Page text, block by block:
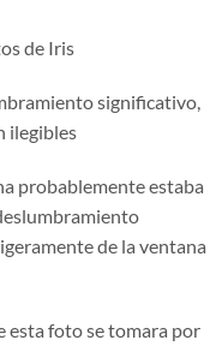
de Iris
significativo,
ilegibles
probablemente estaba
de la ventana
esta foto se tomara por